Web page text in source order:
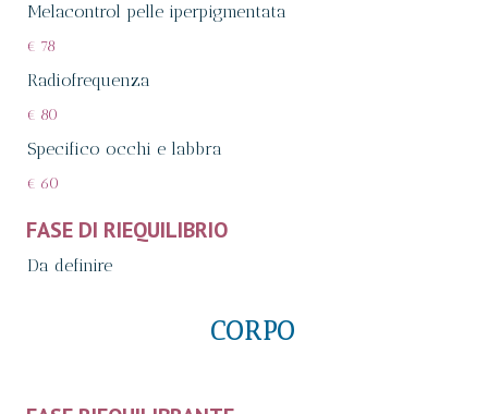
Melacontrol pelle iperpigmentata
€ 78
Radiofrequenza
€ 80
Specifico occhi e labbra
€ 60
FASE DI RIEQUILIBRIO
Da definire
CORPO